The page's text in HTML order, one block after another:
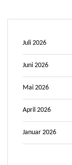
Juli 2026
Juni 2026
Mai 2026
April 2026
Januar 2026